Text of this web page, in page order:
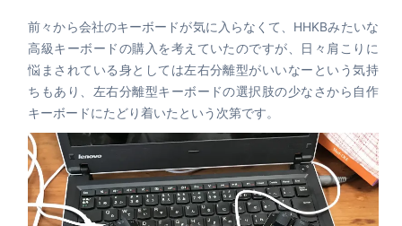
前々から会社のキーボードが気に入らなくて、HHKBみたいな
高級キーボードの購入を考えていたのですが、日々肩こりに
悩まされている身としては左右分離型がいいなーという気持
ちもあり、左右分離型キーボードの選択肢の少なさから自作
キーボードにたどり着いたという次第です。